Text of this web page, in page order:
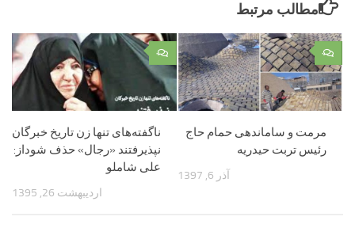
مطالب مرتبط
۰
ناگفته‌های تنها زن تاریخ خبرگان
نپذیرفتند «رجال» حذف شوداز:
علی شاملو
اردیبهشت 26, 1395
۰
مرمت و ساماندهی حمام حاج
رئیس تربت حیدریه
آذر 6, 1397